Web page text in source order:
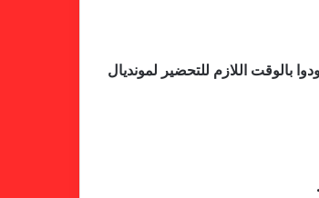
بالوقت اللازم للتحضير لمونديال